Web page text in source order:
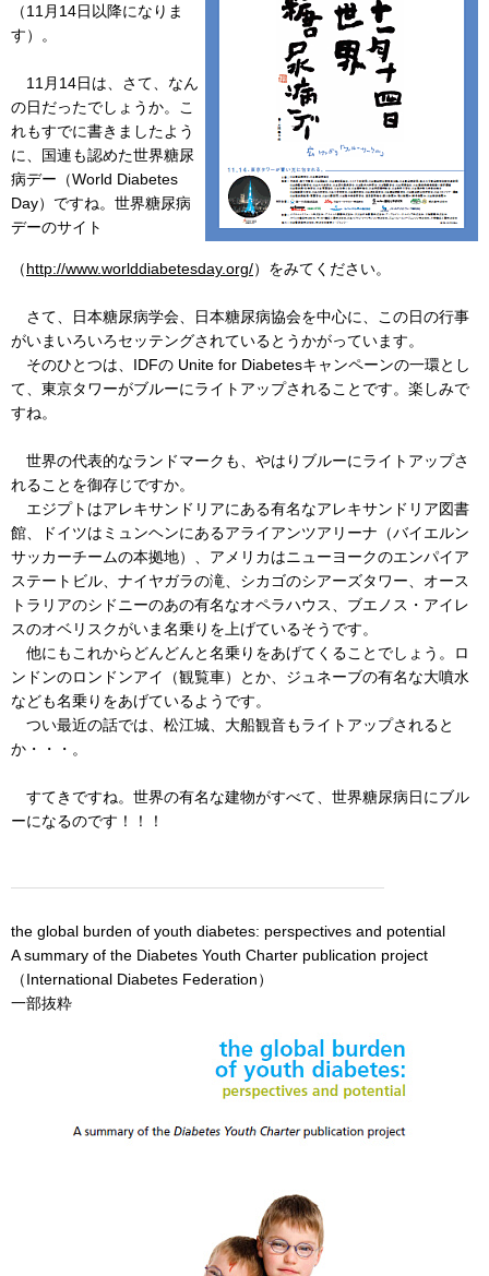
（11月14日以降になりま
す）。
11月14日は、さて、なん
の日だったでしょうか。こ
れもすでに書きましたよう
に、国連も認めた世界糖尿
病デー（World Diabetes
Day）ですね。世界糖尿病
デーのサイト
（http://www.worlddiabetesday.org/）をみてください。
さて、日本糖尿病学会、日本糖尿病協会を中心に、この日の行事
がいまいろいろセッテングされているとうかがっています。
そのひとつは、IDFの Unite for Diabetesキャンペーンの一環とし
て、東京タワーがブルーにライトアップされることです。楽しみで
すね。
世界の代表的なランドマークも、やはりブルーにライトアップさ
れることを御存じですか。
エジプトはアレキサンドリアにある有名なアレキサンドリア図書
館、ドイツはミュンヘンにあるアライアンツアリーナ（バイエルン
サッカーチームの本拠地）、アメリカはニューヨークのエンパイア
ステートビル、ナイヤガラの滝、シカゴのシアーズタワー、オース
トラリアのシドニーのあの有名なオペラハウス、ブエノス・アイレ
スのオベリスクがいま名乗りを上げているそうです。
他にもこれからどんどんと名乗りをあげてくることでしょう。ロ
ンドンのロンドンアイ（観覧車）とか、ジュネーブの有名な大噴水
なども名乗りをあげているようです。
つい最近の話では、松江城、大船観音もライトアップされると
か・・・。
すてきですね。世界の有名な建物がすべて、世界糖尿病日にブル
ーになるのです！！！
the global burden of youth diabetes: perspectives and potential
A summary of the Diabetes Youth Charter publication project
（International Diabetes Federation）
一部抜粋